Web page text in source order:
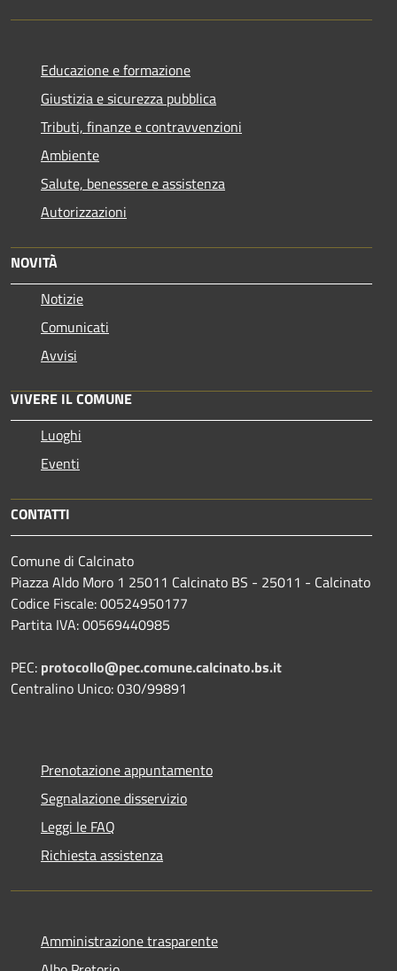
Educazione e formazione
Giustizia e sicurezza pubblica
Tributi, finanze e contravvenzioni
Ambiente
Salute, benessere e assistenza
Autorizzazioni
NOVITÀ
Notizie
Comunicati
Avvisi
VIVERE IL COMUNE
Luoghi
Eventi
CONTATTI
Comune di Calcinato
Piazza Aldo Moro 1 25011 Calcinato BS - 25011 - Calcinato
Codice Fiscale: 00524950177
Partita IVA: 00569440985
PEC: protocollo@pec.comune.calcinato.bs.it
Centralino Unico: 030/99891
Prenotazione appuntamento
Segnalazione disservizio
Leggi le FAQ
Richiesta assistenza
Amministrazione trasparente